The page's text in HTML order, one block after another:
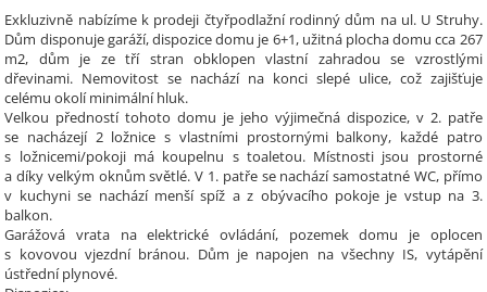
Exkluzivně nabízíme k prodeji čtyřpodlažní rodinný dům na ul. U Struhy.
Dům disponuje garáží, dispozice domu je 6+1, užitná plocha domu cca 267
m2, dům je ze tří stran obklopen vlastní zahradou se vzrostlými
dřevinami. Nemovitost se nachází na konci slepé ulice, což zajišťuje
celému okolí minimální hluk.
Velkou předností tohoto domu je jeho výjimečná dispozice, v 2. patře
se nacházejí 2 ložnice s vlastními prostornými balkony, každé patro
s ložnicemi/pokoji má koupelnu s toaletou. Místnosti jsou prostorné
a díky velkým oknům světlé. V 1. patře se nachází samostatné WC, přímo
v kuchyni se nachází menší spíž a z obývacího pokoje je vstup na 3.
balkon.
Garážová vrata na elektrické ovládání, pozemek domu je oplocen
s kovovou vjezdní bránou. Dům je napojen na všechny IS, vytápění
ústřední plynové.